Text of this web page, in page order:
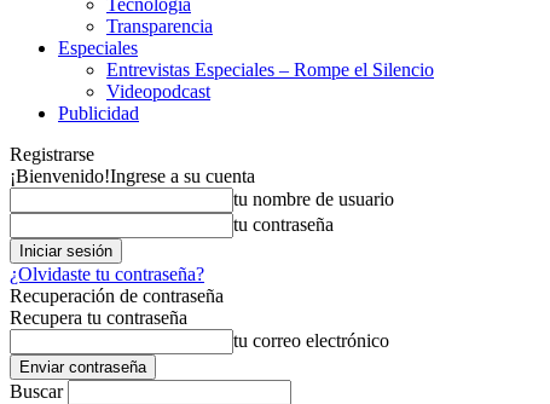
Tecnología
Transparencia
Especiales
Entrevistas Especiales – Rompe el Silencio
Videopodcast
Publicidad
Registrarse
¡Bienvenido!Ingrese a su cuenta
tu nombre de usuario
tu contraseña
¿Olvidaste tu contraseña?
Recuperación de contraseña
Recupera tu contraseña
tu correo electrónico
Buscar